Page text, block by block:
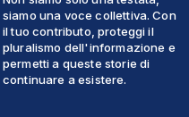
siamo una voce collettiva. Con
il tuo contributo, proteggi il
pluralismo dell'informazione e
permetti a queste storie di
continuare a esistere.